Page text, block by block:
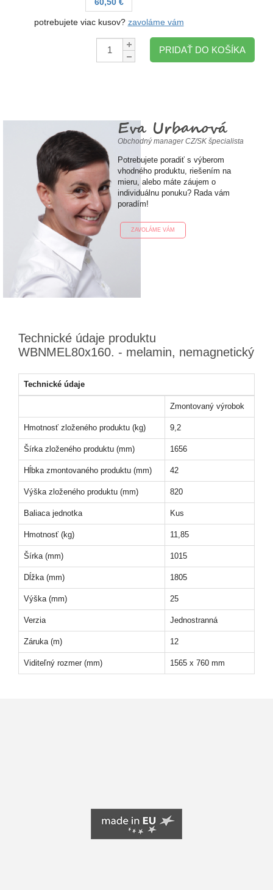
potrebujete viac kusov? zavoláme vám
Množstvo:
PRIDAŤ DO KOŠÍKA
Eva Urbanová
Obchodný manager CZ/SK špecialista
Potrebujete poradiť s výberom
vhodného produktu, riešením na
mieru, alebo máte záujem o
individuálnu ponuku? Rada vám
poradím!
ZAVOLÁME VÁM
Technické údaje produktu
WBNMEL80x160. - melamin, nemagnetický
Technické údaje
Zmontovaný výrobok
Hmotnosť zloženého produktu (kg) 9,2
Šírka zloženého produktu (mm) 1656
Hĺbka zmontovaného produktu (mm) 42
Výška zloženého produktu (mm) 820
Baliaca jednotka Kus
Hmotnosť (kg) 11,85
Šírka (mm) 1015
Dĺžka (mm) 1805
Výška (mm) 25
Verzia Jednostranná
Záruka (m) 12
Viditeľný rozmer (mm) 1565 x 760 mm